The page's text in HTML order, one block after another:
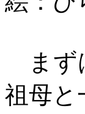
まず
祖母と